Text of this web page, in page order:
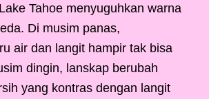
Tahoe menyuguhkan warna
Di musim panas,
air dan langit hampir tak bisa
dingin, lanskap berubah
yang kontras dengan langit